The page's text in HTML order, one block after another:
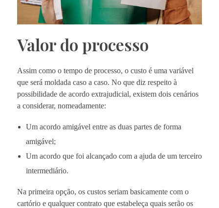
Valor do processo
Assim como o tempo de processo, o custo é uma variável
que será moldada caso a caso. No que diz respeito à
possibilidade de acordo extrajudicial, existem dois cenários
a considerar, nomeadamente:
Um acordo amigável entre as duas partes de forma
amigável;
Um acordo que foi alcançado com a ajuda de um terceiro
intermediário.
Na primeira opção, os custos seriam basicamente com o
cartório e qualquer contrato que estabeleça quais serão os